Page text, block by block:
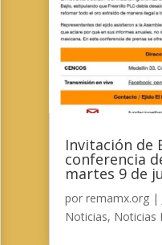
Invitación de
conferencia
martes 9 de
por remamx.org|
Noticias, Noticias